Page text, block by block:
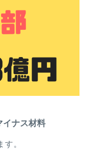
イナス材料
。